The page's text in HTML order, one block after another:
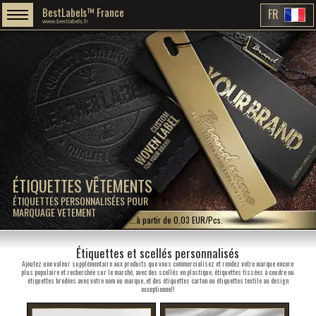
ÉTIQUETTES VÊTEMENTS
ÉTIQUETTES PERSONNALISÉES POUR
MARQUAGE VETEMENT
BestLabels™ France
www.bestlabels.fr FR
...à partir de 0,03 EUR/Pcs.
Étiquettes et scellés personnalisés
Ajoutez une valeur supplémentaire aux produits que vous commercialisez et rendez votre marque encore
plus populaire et recherchée sur le marché, avec des scellés en plastique, étiquettes tissées à coudre ou
étiquettes brodées avec votre nom ou marque, et des étiquettes carton ou étiquettes textile au design
exceptionnel!